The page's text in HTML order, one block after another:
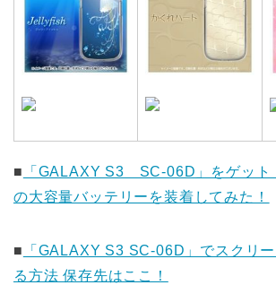
■
「GALAXY S3 SC-06D」をゲット
の大容量バッテリーを装着してみた！
■
「GALAXY S3 SC-06D」でスクリ
る方法 保存先はここ！